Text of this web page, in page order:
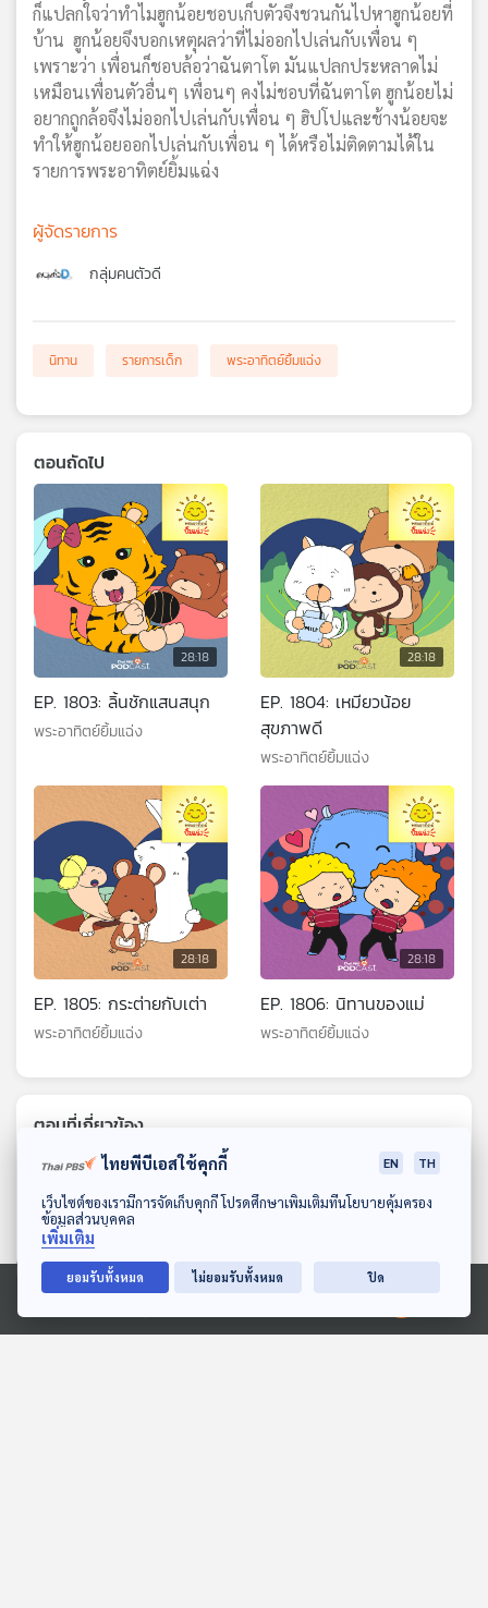
ดาวน์โหลด Thai PBS Podcast Application
Ⓒ 2020 องค์การกระจายเสียงและแพร่ภาพสาธารณะแห่งประเทศไทย
ก็แปลกใจว่าทำไมฮูกน้อยชอบเก็บตัวจึงชวนกันไปหาฮูกน้อยที่
บ้าน ฮูกน้อยจึงบอกเหตุผลว่าที่ไม่ออกไปเล่นกับเพื่อน ๆ
เพราะว่า เพื่อนก็ชอบล้อว่าฉันตาโต มันแปลกประหลาดไม่
เหมือนเพื่อนตัวอื่นๆ เพื่อนๆ คงไม่ชอบที่ฉันตาโต ฮูกน้อยไม่
อยากถูกล้อจึงไม่ออกไปเล่นกับเพื่อน ๆ ฮิปโปและช้างน้อยจะ
ทำให้ฮูกน้อยออกไปเล่นกับเพื่อน ๆ ได้หรือไม่ติดตามได้ใน
รายการพระอาทิตย์ยิ้มแฉ่ง
ผู้จัดรายการ
กลุ่มคนตัวดี
นิทาน รายการเด็ก พระอาทิตย์ยิ้มแฉ่ง
ตอนถัดไป
28:18
EP. 1803: ลิ้นชักแสนสนุก
พระอาทิตย์ยิ้มแฉ่ง
28:18
EP. 1804: เหมียวน้อย
สุขภาพดี
พระอาทิตย์ยิ้มแฉ่ง
28:18
EP. 1805: กระต่ายกับเต่า
พระอาทิตย์ยิ้มแฉ่ง
28:18
EP. 1806: นิทานของแม่
พระอาทิตย์ยิ้มแฉ่ง
ตอนที่เกี่ยวข้อง
28:18 28:18
ไทยพีบีเอสใช้คุกกี้ EN TH
เว็บไซต์ของเรามีการจัดเก็บคุกกี้ โปรดศึกษาเพิ่มเติมที่นโยบายคุ้มครอง
ข้อมูลส่วนบุคคล
เพิ่มเติม
ยอมรับทั้งหมด ไม่ยอมรับทั้งหมด ปิด